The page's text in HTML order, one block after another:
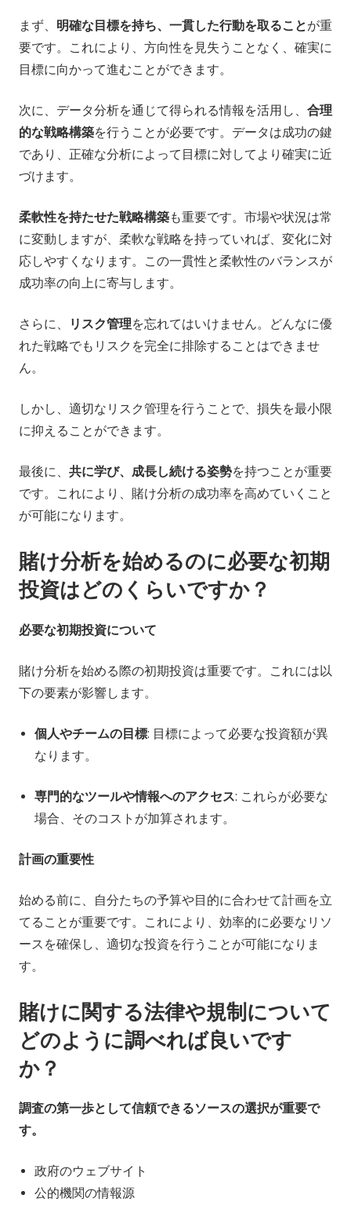
まず、 明確な目標を持ち、一貫した行動を取ることが重
要です。これにより、方向性を見失うことなく、確実に
目標に向かって進むことができます。
次に、データ分析を通じて得られる情報を活用し、 合理
的な戦略構築を行うことが必要です。データは成功の鍵
であり、正確な分析によって目標に対してより確実に近
づけます。
柔軟性を持たせた戦略構築も重要です。市場や状況は常
に変動しますが、柔軟な戦略を持っていれば、変化に対
応しやすくなります。この一貫性と柔軟性のバランスが
成功率の向上に寄与します。
さらに、 リスク管理を忘れてはいけません。どんなに優
れた戦略でもリスクを完全に排除することはできませ
ん。
しかし、適切なリスク管理を行うことで、損失を最小限
に抑えることができます。
最後に、 共に学び、成長し続ける姿勢を持つことが重要
です。これにより、賭け分析の成功率を高めていくこと
が可能になります。
賭け分析を始めるのに必要な初期
投資はどのくらいですか？
必要な初期投資について
賭け分析を始める際の初期投資は重要です。これには以
下の要素が影響します。
個人やチームの目標: 目標によって必要な投資額が異
なります。
専門的なツールや情報へのアクセス: これらが必要な
場合、そのコストが加算されます。
計画の重要性
始める前に、自分たちの予算や目的に合わせて計画を立
てることが重要です。これにより、効率的に必要なリソ
ースを確保し、適切な投資を行うことが可能になりま
す。
賭けに関する法律や規制について
どのように調べれば良いです
か？
調査の第一歩として信頼できるソースの選択が重要で
す。
政府のウェブサイト
公的機関の情報源